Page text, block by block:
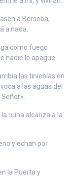
a Berseba,
a nada.
como fuego
nadie lo apague.
las tinieblas en
a las aguas del
ruina alcanza a la
y echan por
la Puerta y